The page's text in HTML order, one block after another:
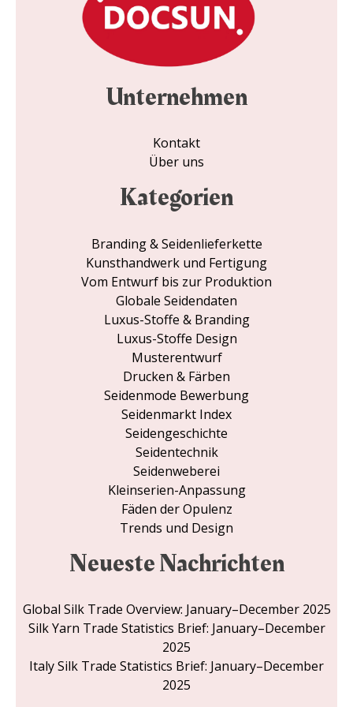
Unternehmen
Kontakt
Über uns
Kategorien
Branding & Seidenlieferkette
Kunsthandwerk und Fertigung
Vom Entwurf bis zur Produktion
Globale Seidendaten
Luxus-Stoffe & Branding
Luxus-Stoffe Design
Musterentwurf
Drucken & Färben
Seidenmode Bewerbung
Seidenmarkt Index
Seidengeschichte
Seidentechnik
Seidenweberei
Kleinserien-Anpassung
Fäden der Opulenz
Trends und Design
Neueste Nachrichten
Global Silk Trade Overview: January–December 2025
Silk Yarn Trade Statistics Brief: January–December
2025
Italy Silk Trade Statistics Brief: January–December
2025